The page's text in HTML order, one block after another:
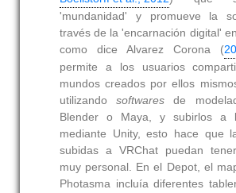
'mundanidad' y promueve la
través de la 'encarnación digital'
como dice Alvarez Corona (
permite a los usuarios
mundos creados por ellos
utilizandosoftwares de
Blender o Maya, y subirlos a
mediante Unity, esto hace que
subidas a VRChat puedan
muy personal. En el Depot, el
Photasma incluía diferentes